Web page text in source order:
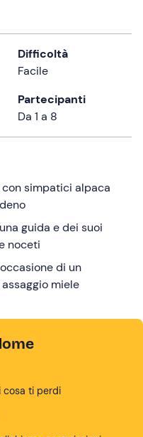
Difficoltà
Facile
Partecipanti
Da 1 a 8
simpatici alpaca
guida e dei suoi
noceti
di un
miele
cosa ti perdi